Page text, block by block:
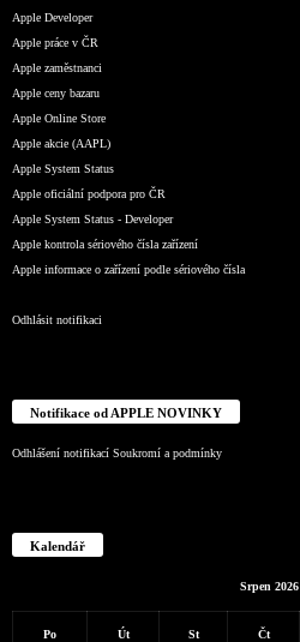
Apple Developer
Apple práce v ČR
Apple zaměstnanci
Apple ceny bazaru
Apple Online Store
Apple akcie (AAPL)
Apple System Status
Apple oficiální podpora pro ČR
Apple System Status - Developer
Apple kontrola sériového čísla zařízení
Apple informace o zařízení podle sériového čísla
Odhlásit notifikaci
Notifikace od APPLE NOVINKY
Odhlášení notifikací Soukromí a podmínky
Kalendář
Srpen 2026
Po Út St Čt